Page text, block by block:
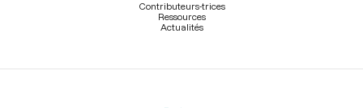
Contributeurs-trices
Ressources
Actualités